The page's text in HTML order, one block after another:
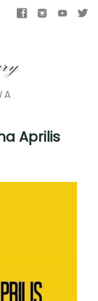
Aprilis